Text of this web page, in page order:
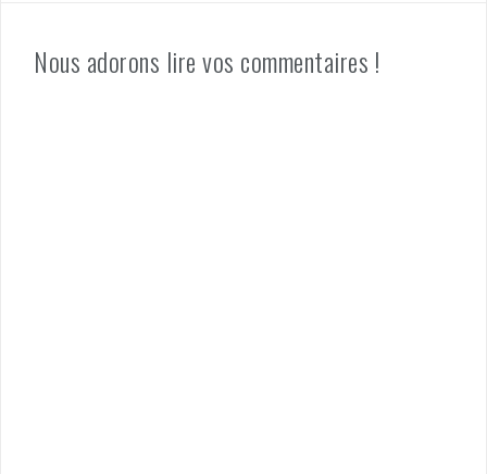
Nous adorons lire vos commentaires !